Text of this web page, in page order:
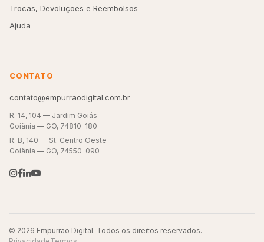
Trocas, Devoluções e Reembolsos
Ajuda
CONTATO
contato@empurraodigital.com.br
R. 14, 104 — Jardim Goiás
Goiânia — GO, 74810-180
R. B, 140 — St. Centro Oeste
Goiânia — GO, 74550-090
© 2026 Empurrão Digital. Todos os direitos reservados.